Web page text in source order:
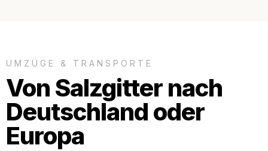
UMZÜGE & TRANSPORTE
Von Salzgitter nach
Deutschland oder
Europa